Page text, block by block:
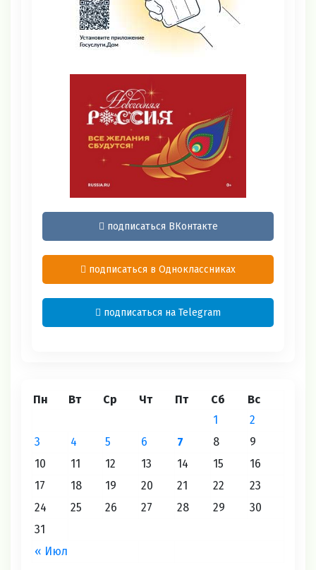
подписаться ВКонтакте
подписаться в Одноклассниках
подписаться на Telegram
Пн Вт Ср Чт Пт Сб Вс
« Июл
1
2
3
4 5 6 7 8
9
10
11 12 13 14 15
16
17
18 19 20 21 22
23
24
25 26 27 28 29
30
31